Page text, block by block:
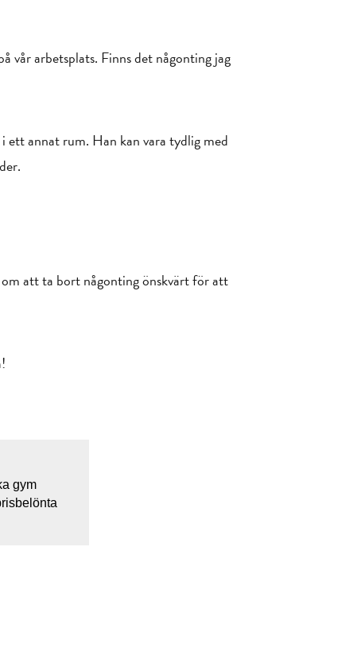
vår arbetsplats. Finns det någonting jag
ett annat rum. Han kan vara tydlig med
att ta bort någonting önskvärt för att
gym